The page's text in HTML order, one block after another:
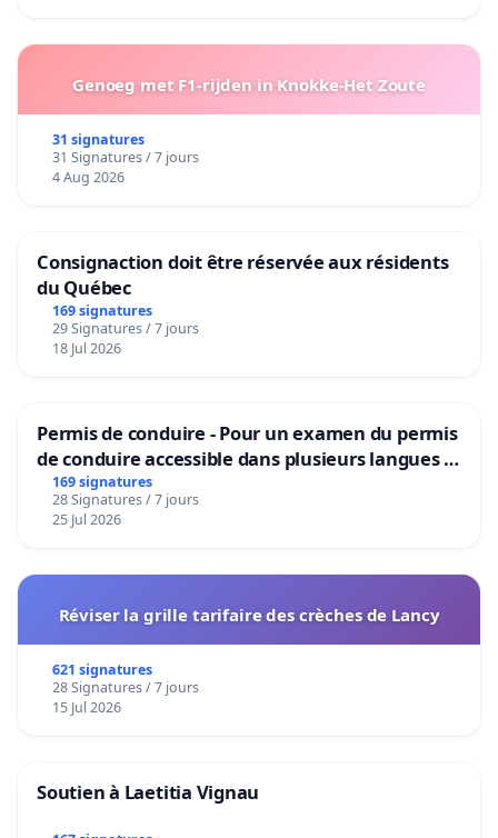
Genoeg met F1-rijden in Knokke-Het Zoute
31 signatures
31 Signatures / 7 jours
4 Aug 2026
Consignaction doit être réservée aux résidents
du Québec
169 signatures
29 Signatures / 7 jours
18 Jul 2026
Permis de conduire - Pour un examen du permis
de conduire accessible dans plusieurs langues à
Bruxelles
169 signatures
28 Signatures / 7 jours
25 Jul 2026
Réviser la grille tarifaire des crèches de Lancy
621 signatures
28 Signatures / 7 jours
15 Jul 2026
Soutien à Laetitia Vignau